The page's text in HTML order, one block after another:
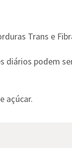
Trans e
diários podem
açúcar.